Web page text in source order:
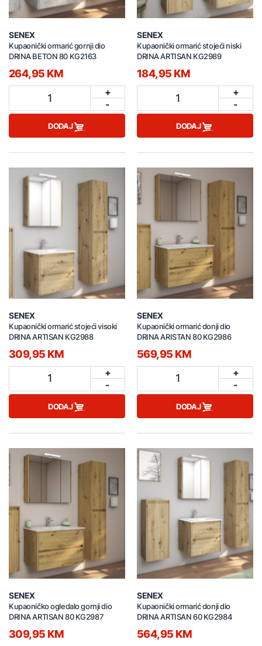
SENEX
Kupaonički ormarić gornji dio
DRINA BETON 80 KG2163
264,95 KM
1
+
-
DODAJ
SENEX
Kupaonički ormarić stojeći niski
DRINA ARTISAN KG2989
184,95 KM
1
+
-
DODAJ
SENEX
Kupaonički ormarić stojeći visoki
DRINA ARTISAN KG2988
309,95 KM
1
+
-
DODAJ
SENEX
Kupaonički ormarić donji dio
DRINA ARISTAN 80 KG2986
569,95 KM
1
+
-
DODAJ
SENEX
Kupaoničko ogledalo gornji dio
DRINA ARTISAN 80 KG2987
309,95 KM
SENEX
Kupaonički ormarić donji dio
DRINA ARTISAN 60 KG2984
564,95 KM